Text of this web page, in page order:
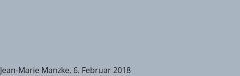
Jean-Marie Manzke, 6. Februar 2018